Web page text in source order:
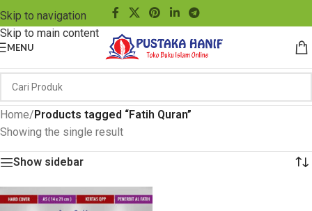
Skip to navigation
Skip to main content
MENU
Home/Products tagged “Fatih Quran”
Showing the single result
Show sidebar